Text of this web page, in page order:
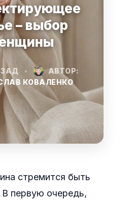
– выбор
•
АВТОР:
КОВАЛЕНКО
стремится быть
первую очередь,